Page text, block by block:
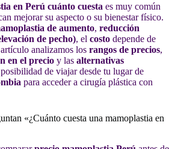
en Perú cuánto cuesta es muy común
mejorar su aspecto o su bienestar físico.
de aumento, reducción
de pecho), el costo depende de
analizamos los rangos de precios,
en el precio y las alternativas
de viajar desde tu lugar de
para acceder a cirugía plástica con
«¿Cuánto cuesta una mamoplastia en